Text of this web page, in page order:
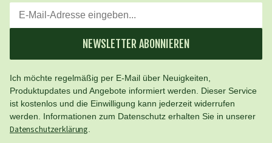
NEWSLETTER ABONNIEREN
Ich möchte regelmäßig per E-Mail über Neuigkeiten,
Produktupdates und Angebote informiert werden. Dieser Service
ist kostenlos und die Einwilligung kann jederzeit widerrufen
werden. Informationen zum Datenschutz erhalten Sie in unserer
Datenschutzerklärung.